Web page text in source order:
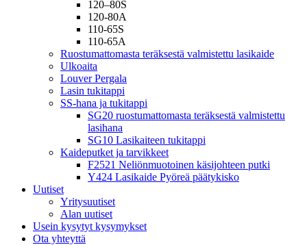
120–80S
120-80A
110-65S
110-65A
Ruostumattomasta teräksestä valmistettu lasikaide
Ulkoaita
Louver Pergala
Lasin tukitappi
SS-hana ja tukitappi
SG20 ruostumattomasta teräksestä valmistettu
lasihana
SG10 Lasikaiteen tukitappi
Kaideputket ja tarvikkeet
F2521 Neliönmuotoinen käsijohteen putki
Y424 Lasikaide Pyöreä päätykisko
Uutiset
Yritysuutiset
Alan uutiset
Usein kysytyt kysymykset
Ota yhteyttä